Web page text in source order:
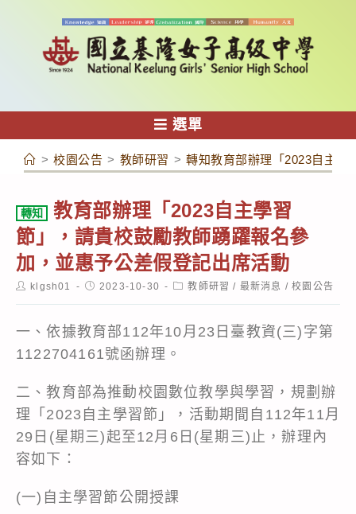
容
選單
> 校園公告 > 教師研習 > 轉知教育部辦理「2023自主學
轉知
教育部辦理「2023自主學習
節」，請貴校鼓勵教師踴躍報名參
加，並惠予公差假登記出席活動
Postklgsh01
Post2023-10-30
Post教師研習 / 最新消息 / 校園公告
一、依據教育部112年10月23日臺教資(三)字第
1122704161號函辦理。
二、教育部為推動校園數位教學與學習，規劃辦
理「2023自主學習節」，活動期間自112年11月
29日(星期三)起至12月6日(星期三)止，辦理內
容如下：
(一)自主學習節公開授課